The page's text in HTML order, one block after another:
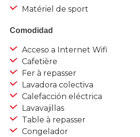
Matériel de sport
Comodidad
Acceso a Internet Wifi
Cafetière
Fer à repasser
Lavadora colectiva
Calefacción eléctrica
Lavavajillas
Table à repasser
Congelador